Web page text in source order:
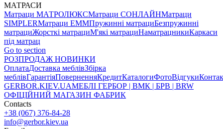
МАТРАСИ
Матраци МАТРОЛЮКСМатраци СОНЛАЙНМатраци
SIMPLERМатраци ЕММПружинні матрациБезпружинні
матрациЖорсткі матрациМ'які матрациНаматрацникиКаркаси
під матрац
Go to section
РОЗПРОДАЖ НОВИНКИ
ОплатаДоставка меблівЗбірка
меблівГарантіяПоверненняКредитКаталогиФотоВідгуки
GERBOR.KIEV.UAМЕБЛI ГЕРБОР | ВМК | БРВ | BRW
ОФІЦІЙНИЙ МАГАЗИН ФАБРИК
Contacts
+38 (067) 376-84-28
info@gerbor.kiev.ua